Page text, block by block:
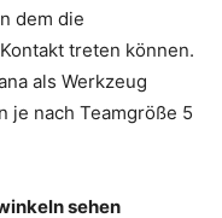
dem die
treten können.
als Werkzeug
je nach Teamgröße 5
sehen